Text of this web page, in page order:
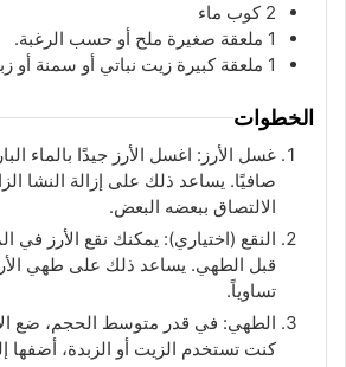
2 كوب ماء
1 ملعقة صغيرة ملح أو حسب الرغبة.
1 ملعقة كبيرة زيت نباتي أو سمنة أو
الخطوات
غسل الأرز: اغسل الأرز جيدًا بالماء
صافيًا. يساعد ذلك على إزالة النشا
الالتصاق ببعضه البعض.
قبل الطهي. يساعد ذلك على طهي
تساوياً.
الطهي: في قدر متوسط الحجم، ضع
كنت تستخدم الزيت أو الزبدة، أضفها